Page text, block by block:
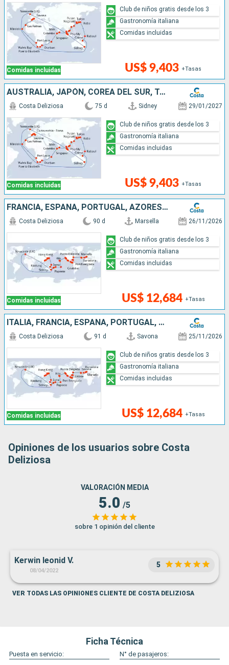
Comidas incluidas US$ 9,403 +Tasas
Club de niños gratis desde los 3
Gastronomía italiana
Comidas incluidas
AUSTRALIA, JAPÓN, COREA DEL SUR, TAIWÁN, CHINA, VIETNAM, SINGAPUR, MALASIA, SRI LANKA, MALDIVAS, MAURICIO, SUDÁFRICA, NAMIBIA, CABO VERDE, ITALIA
Comidas incluidas
Costa Deliziosa 75 d Sidney 29/01/2027
US$ 9,403 +Tasas
Club de niños gratis desde los 3
Gastronomía italiana
Comidas incluidas
FRANCIA, ESPAÑA, PORTUGAL, AZORES, ESTADOS UNIDOS, FLORIDA (USA), MÉJICO, ESTADOS UNITOS, HAWÁI, POLINESIA, FIJI, AUSTRALIA, JAPÓN, COREA DEL SUR, TAIWÁN
Comidas incluidas
Costa Deliziosa 90 d Marsella 26/11/2026
US$ 12,684 +Tasas
Club de niños gratis desde los 3
Gastronomía italiana
Comidas incluidas
ITALIA, FRANCIA, ESPAÑA, PORTUGAL, AZORES, ESTADOS UNIDOS, FLORIDA (USA), MÉJICO, ESTADOS UNITOS, HAWÁI, POLINESIA, FIJI, AUSTRALIA, JAPÓN, COREA DEL SUR
Comidas incluidas
Costa Deliziosa 91 d Savona 25/11/2026
US$ 12,684 +Tasas
Club de niños gratis desde los 3
Gastronomía italiana
Comidas incluidas
Opiniones de los usuarios sobre Costa
Deliziosa
VALORACIÓN MEDIA
5.0 /5
sobre 1 opinión del cliente
Kerwin leonid V.
08/04/2022
5
VER TODAS LAS OPINIONES CLIENTE DE COSTA DELIZIOSA
Ficha Técnica
Puesta en servicio:
N° de pasajeros: